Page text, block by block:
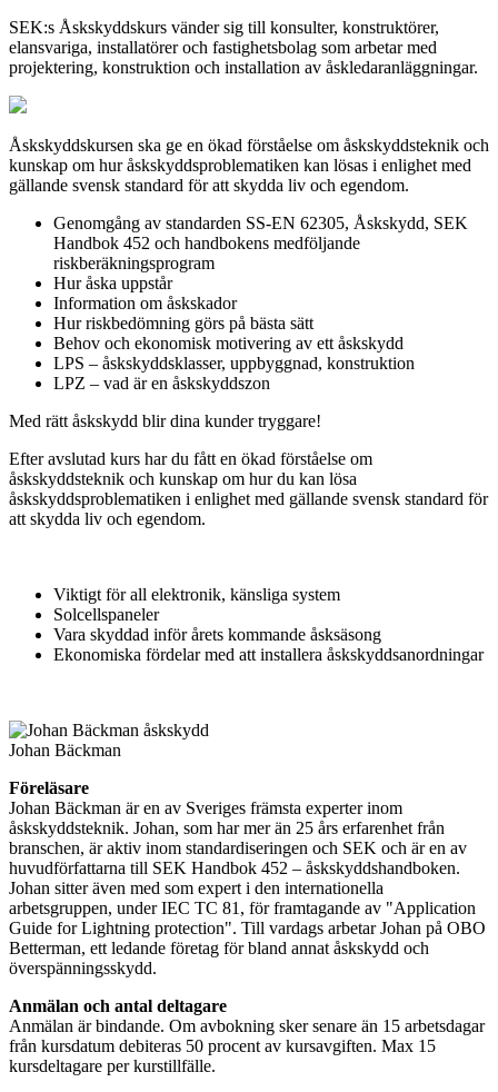
SEK:s Åskskyddskurs vänder sig till konsulter, konstruktörer,
elansvariga, installatörer och fastighetsbolag som arbetar med
projektering, konstruktion och installation av åskledaranläggningar.
Åskskyddskursen ska ge en ökad förståelse om åskskyddsteknik och
kunskap om hur åskskyddsproblematiken kan lösas i enlighet med
gällande svensk standard för att skydda liv och egendom.
Genomgång av standarden SS-EN 62305, Åskskydd, SEK
Handbok 452 och handbokens medföljande
riskberäkningsprogram
Hur åska uppstår
Information om åskskador
Hur riskbedömning görs på bästa sätt
Behov och ekonomisk motivering av ett åskskydd
LPS – åskskyddsklasser, uppbyggnad, konstruktion
LPZ – vad är en åskskyddszon
Med rätt åskskydd blir dina kunder tryggare!
Efter avslutad kurs har du fått en ökad förståelse om
åskskyddsteknik och kunskap om hur du kan lösa
åskskyddsproblematiken i enlighet med gällande svensk standard för
att skydda liv och egendom.
Viktigt för all elektronik, känsliga system
Solcellspaneler
Vara skyddad inför årets kommande åsksäsong
Ekonomiska fördelar med att installera åskskyddsanordningar
Johan Bäckman
Föreläsare
Johan Bäckman är en av Sveriges främsta experter inom
åskskyddsteknik. Johan, som har mer än 25 års erfarenhet från
branschen, är aktiv inom standardiseringen och SEK och är en av
huvudförfattarna till SEK Handbok 452 – åskskyddshandboken.
Johan sitter även med som expert i den internationella
arbetsgruppen, under IEC TC 81, för framtagande av "Application
Guide for Lightning protection". Till vardags arbetar Johan på OBO
Betterman, ett ledande företag för bland annat åskskydd och
överspänningsskydd.
Anmälan och antal deltagare
Anmälan är bindande. Om avbokning sker senare än 15 arbetsdagar
från kursdatum debiteras 50 procent av kursavgiften. Max 15
kursdeltagare per kurstillfälle.